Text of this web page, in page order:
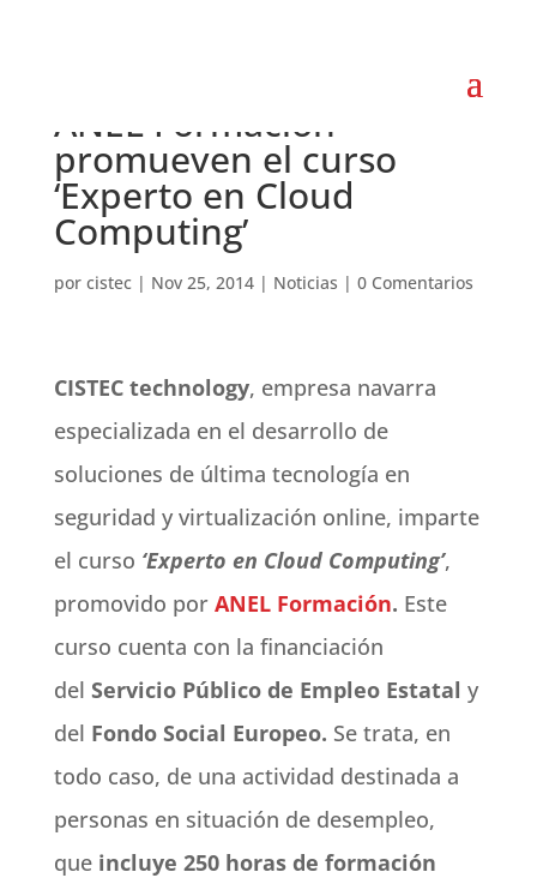
ANEL Formación
promueven el curso
‘Experto en Cloud
Computing’
por cistec| Nov 25, 2014| Noticias | 0 Comentarios
CISTEC technology, empresa navarra
especializada en el desarrollo de
soluciones de última tecnología en
seguridad y virtualización online, imparte
el curso ‘Experto en Cloud Computing’,
promovido por ANEL Formación. Este
curso cuenta con la financiación
del Servicio Público de Empleo Estatal y
del Fondo Social Europeo. Se trata, en
todo caso, de una actividad destinada a
personas en situación de desempleo,
que incluye 250 horas de formación